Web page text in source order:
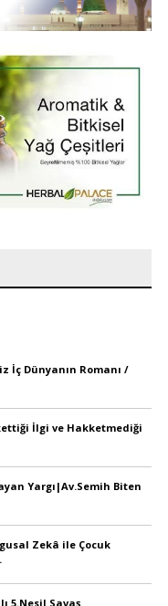
İç Dünyanın Romanı /
İlgi ve Hakketmediği
Yargı|Av.Semih Biten
Zekâ ile Çocuk
5.Nesil Savaş